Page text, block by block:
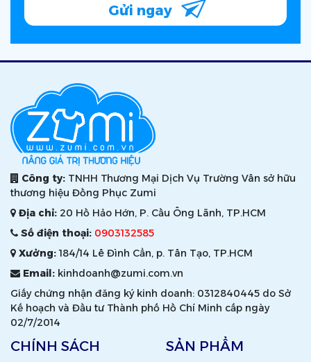
Gửi ngay
Công ty: TNHH Thương Mại Dịch Vụ Trường Vân sở hữu
thương hiệu Đồng Phục Zumi
Địa chỉ: 20 Hồ Hảo Hớn, P. Cầu Ông Lãnh, TP.HCM
Số điện thoại: 0903132585
Xưởng:184/14 Lê Đình Cẩn, p. Tân Tạo, TP.HCM
Email: kinhdoanh@zumi.com.vn
Giấy chứng nhận đăng ký kinh doanh: 0312840445 do Sở
Kế hoạch và Đầu tư Thành phố Hồ Chí Minh cấp ngày
02/7/2014
CHÍNH SÁCH SẢN PHẨM